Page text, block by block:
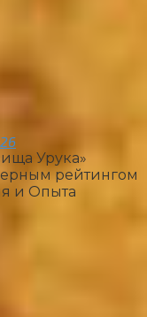
Урука»
рейтингом
и Опыта